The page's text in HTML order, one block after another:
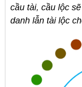
cầu tài, cầu lộc
danh lẫn tài lộc